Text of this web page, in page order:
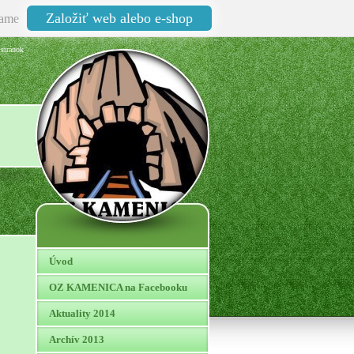
Založiť web alebo e-shop
Úvod
OZ KAMENICA na Facebooku
Aktuality 2014
Archív 2013